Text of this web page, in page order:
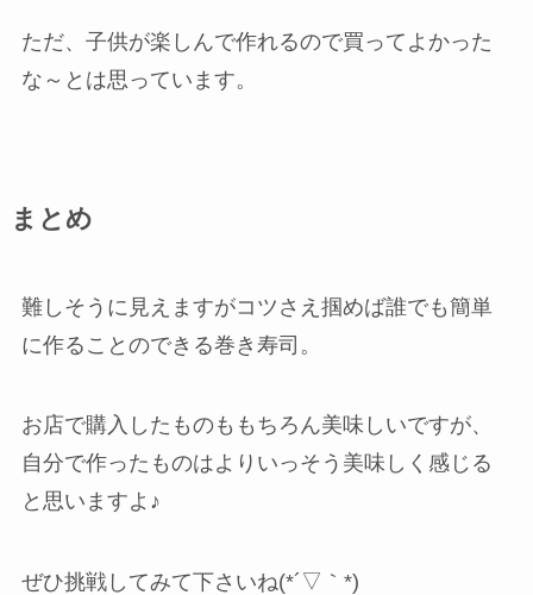
ただ、子供が楽しんで作れるので買ってよかった
な～とは思っています。
まとめ
難しそうに見えますがコツさえ掴めば誰でも簡単
に作ることのできる巻き寿司。
お店で購入したものももちろん美味しいですが、
自分で作ったものはよりいっそう美味しく感じる
と思いますよ♪
ぜひ挑戦してみて下さいね(*´▽｀*)